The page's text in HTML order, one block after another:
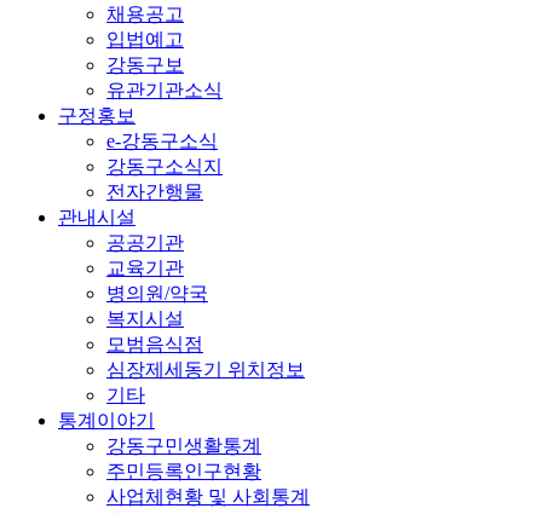
채용공고
입법예고
강동구보
유관기관소식
구정홍보
e-강동구소식
강동구소식지
전자간행물
관내시설
공공기관
교육기관
병의원/약국
복지시설
모범음식점
심장제세동기 위치정보
기타
통계이야기
강동구민생활통계
주민등록인구현황
사업체현황 및 사회통계